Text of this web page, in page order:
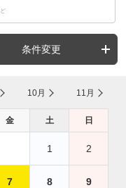
条件変更
10月 11月
金 土 日
1 2
7 8 9